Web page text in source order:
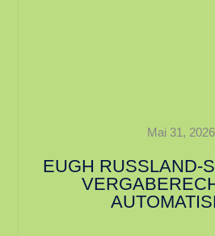
Mai 31, 2026
EUGH RUSSLAND-